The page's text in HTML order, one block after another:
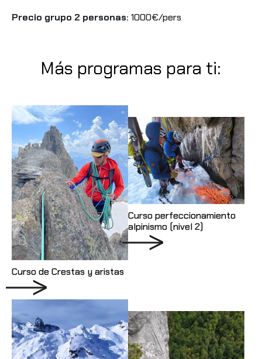
Precio grupo 2 personas: 1000€/pers
Más programas para ti:
Curso de Crestas y aristas
Curso perfeccionamiento
alpinismo (nivel 2)